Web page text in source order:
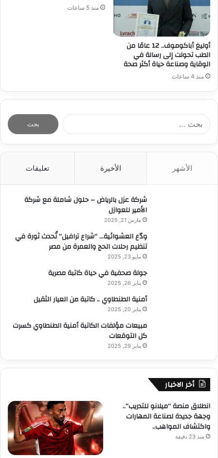
أوليغ أباكوموف.. 12 عامًا من
الطب تحولت إلى رسالة في
الوقاية وصناعة حياة أكثر صحة
منذ 4 ساعات
منذ 5 ساعات
الأشهر الأخيرة تعليقات
شركة عزل بالرياض – حلول شاملة مع شركة
الأمير للعوازل
مارس 21, 2025
ودّع العشوائية… “شراع ترافيل” تُحدث ثورة في
تنظيم رحلات الحج والعمرة من مصر
مايو 23, 2025
جولة صحفية في حياة كاتبة مصرية
يناير 26, 2025
أمنية الطنطاوي .. كاتبة من العيار الثقيل
يناير 20, 2025
مبيعات مؤلفات الكاتبة أمنية الطنطاوي كسرت
كل التوقعات
يناير 29, 2025
أخر الاخبار
انطلاق منصة “ميلانو للتدريب”..
وجهة جديدة لصناعة المهارات
واكتشاف المواهب..
منذ 23 دقيقة